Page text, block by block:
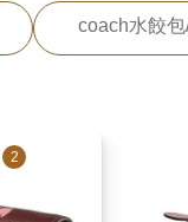
coach水餃
2